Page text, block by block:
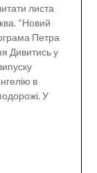
листа
“Новий
Петра
Дивитись у
в
У